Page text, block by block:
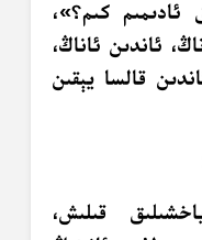
ئادىمىم كىم؟»،
ئاندىن ئاناڭ،
قالسا يېقىن
قىلىش،